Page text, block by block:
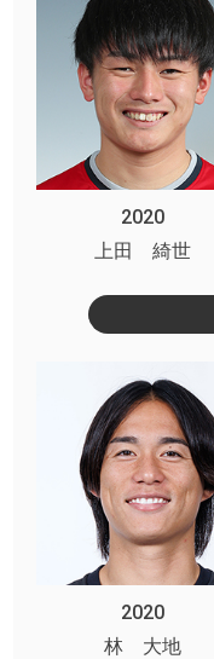
2020
上田 綺世
2020
林 大地